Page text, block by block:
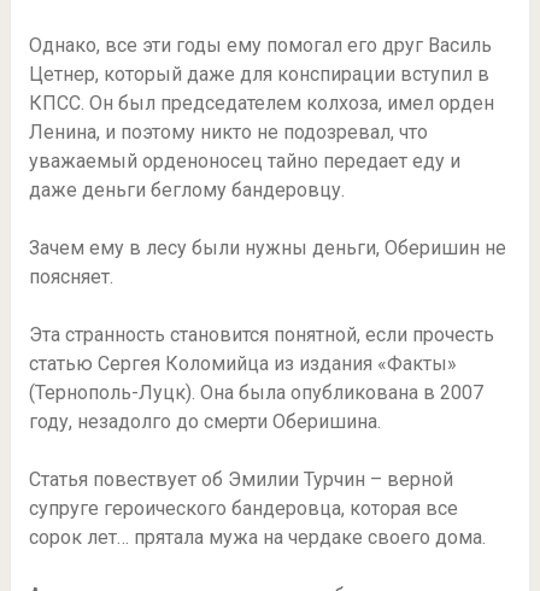
Однако, все эти годы ему помогал его друг Василь
Цетнер, который даже для конспирации вступил в
КПСС. Он был председателем колхоза, имел орден
Ленина, и поэтому никто не подозревал, что
уважаемый орденоносец тайно передает еду и
даже деньги беглому бандеровцу.
Зачем ему в лесу были нужны деньги, Оберишин не
поясняет.
Эта странность становится понятной, если прочесть
статью Сергея Коломийца из издания «Факты»
(Тернополь-Луцк). Она была опубликована в 2007
году, незадолго до смерти Оберишина.
Статья повествует об Эмилии Турчин – верной
супруге героического бандеровца, которая все
сорок лет… прятала мужа на чердаке своего дома.